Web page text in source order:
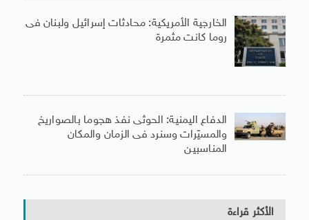
الخارجية الأمريكية: محادثات إسرائيل ولبنان فى
روما كانت مثمرة
الدفاع اليمنية: الحوثى نفذ هجوما بالصواريخ
والمسيّرات وسنرد فى الزمان والمكان
المناسبين
الأكثر قراءة